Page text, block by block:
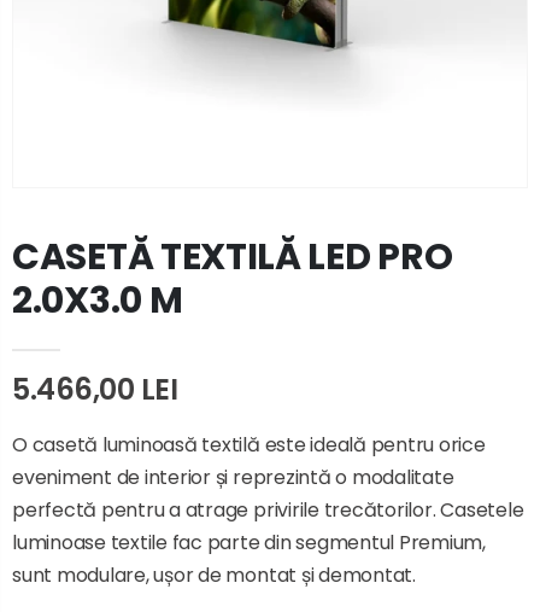
CASETĂ TEXTILĂ LED PRO
2.0X3.0 M
5.466,00 LEI
O casetă luminoasă textilă este ideală pentru orice
eveniment de interior și reprezintă o modalitate
perfectă pentru a atrage privirile trecătorilor. Casetele
luminoase textile fac parte din segmentul Premium,
sunt modulare, ușor de montat și demontat.